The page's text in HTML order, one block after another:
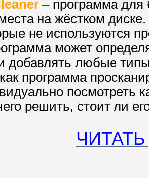
– программа для
на жёстком
не используются
может
добавлять любые
программа
решить, стоит ли